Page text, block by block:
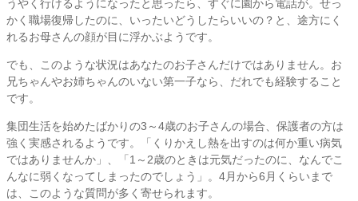
うやく行けるようになったと思ったら、すぐに園から電話が。せっ
かく職場復帰したのに、いったいどうしたらいいの？と、途方にく
れるお母さんの顔が目に浮かぶようです。
でも、このような状況はあなたのお子さんだけではありません。お
兄ちゃんやお姉ちゃんのいない第一子なら、だれでも経験すること
です。
集団生活を始めたばかりの3～4歳のお子さんの場合、保護者の方は
強く実感されるようです。「くりかえし熱を出すのは何か重い病気
ではありませんか」、「1～2歳のときは元気だったのに、なんでこ
んなに弱くなってしまったのでしょう」。4月から6月くらいまで
は、このような質問が多く寄せられます。